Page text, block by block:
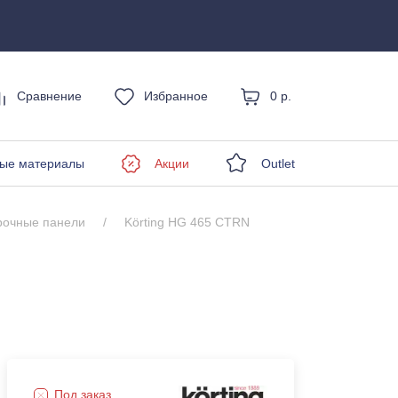
Сравнение Избранное 0 р.
материалы Акции Outlet
панели Körting HG 465 CTRN
Под заказ